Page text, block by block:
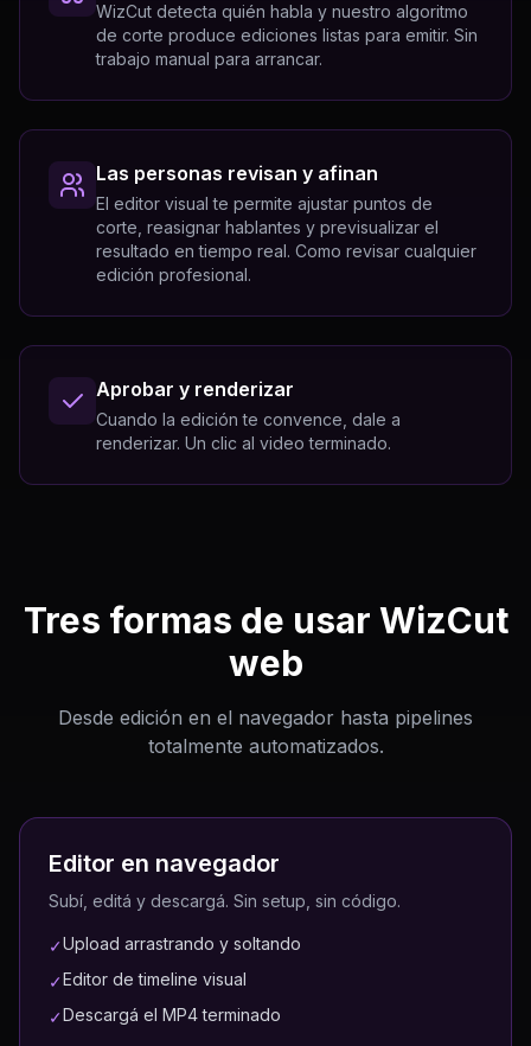
WizCut detecta quién habla y nuestro algoritmo
de corte produce ediciones listas para emitir. Sin
trabajo manual para arrancar.
Las personas revisan y afinan
El editor visual te permite ajustar puntos de
corte, reasignar hablantes y previsualizar el
resultado en tiempo real. Como revisar cualquier
edición profesional.
Aprobar y renderizar
Cuando la edición te convence, dale a
renderizar. Un clic al video terminado.
Tres formas de usar WizCut
web
Desde edición en el navegador hasta pipelines
totalmente automatizados.
Editor en navegador
Subí, editá y descargá. Sin setup, sin código.
✓Upload arrastrando y soltando
✓Editor de timeline visual
✓Descargá el MP4 terminado